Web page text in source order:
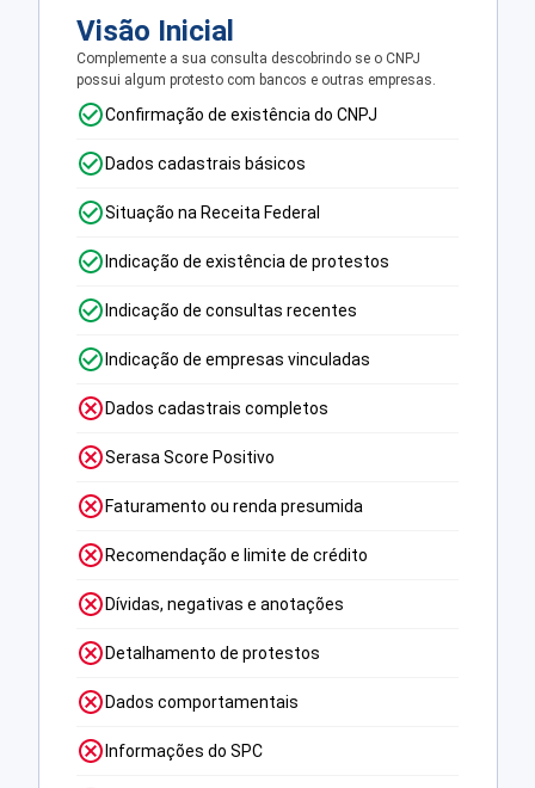
Visão Inicial
Complemente a sua consulta descobrindo se o CNPJ
possui algum protesto com bancos e outras empresas.
Confirmação de existência do CNPJ
Dados cadastrais básicos
Situação na Receita Federal
Indicação de existência de protestos
Indicação de consultas recentes
Indicação de empresas vinculadas
Dados cadastrais completos
Serasa Score Positivo
Faturamento ou renda presumida
Recomendação e limite de crédito
Dívidas, negativas e anotações
Detalhamento de protestos
Dados comportamentais
Informações do SPC